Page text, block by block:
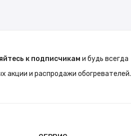
к подписчикам и будь всегда
акции и распродажи обогревателей.